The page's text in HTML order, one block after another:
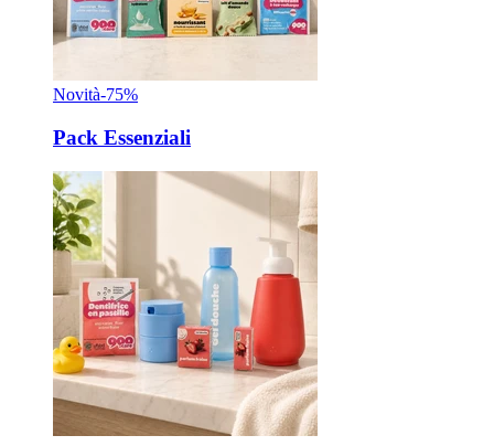
Novità-75%
Pack Essenziali